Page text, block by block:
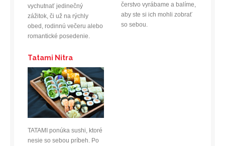
vychutnať jedinečný
zážitok, či už na rýchly
obed, rodinnú večeru alebo
romantické posedenie.
čerstvo vyrábame a balíme,
aby ste si ich mohli zobrať
so sebou.
Tatami Nitra
TATAMI ponúka sushi, ktoré
nesie so sebou príbeh. Po